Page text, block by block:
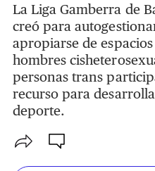
La Liga Gamberra de
creó para
apropiarse de
hombres
personas trans
recurso para
deporte.